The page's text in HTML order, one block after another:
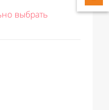
выбрать